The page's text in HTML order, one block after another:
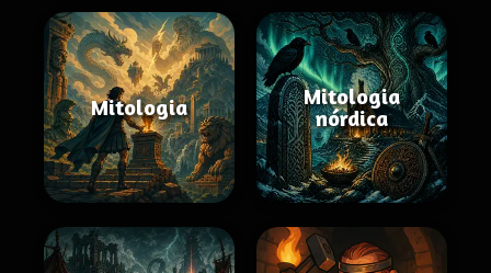
Mitologia
Mitologia
nórdica